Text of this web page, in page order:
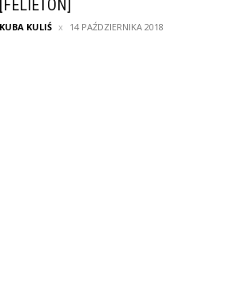
[FELIETON]
KUBA KULIŚ 14 PAŹDZIERNIKA 2018